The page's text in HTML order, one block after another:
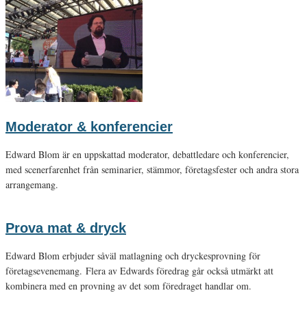
Moderator & konferencier
Edward Blom är en uppskattad moderator, debattledare och konferencier,
med scenerfarenhet från seminarier, stämmor, företagsfester och andra stora
arrangemang.
Prova mat & dryck
Edward Blom erbjuder såväl matlagning och dryckesprovning för
företagsevenemang. Flera av Edwards föredrag går också utmärkt att
kombinera med en provning av det som föredraget handlar om.